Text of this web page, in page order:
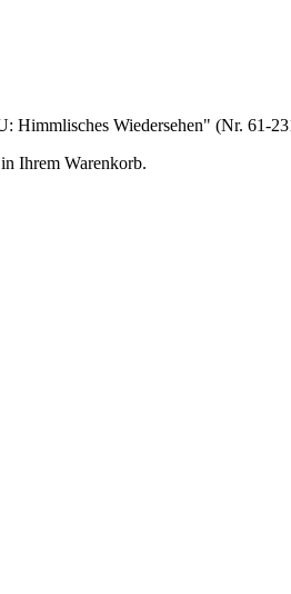
Himmlisches Wiedersehen" (Nr. 61-
Ihrem Warenkorb.